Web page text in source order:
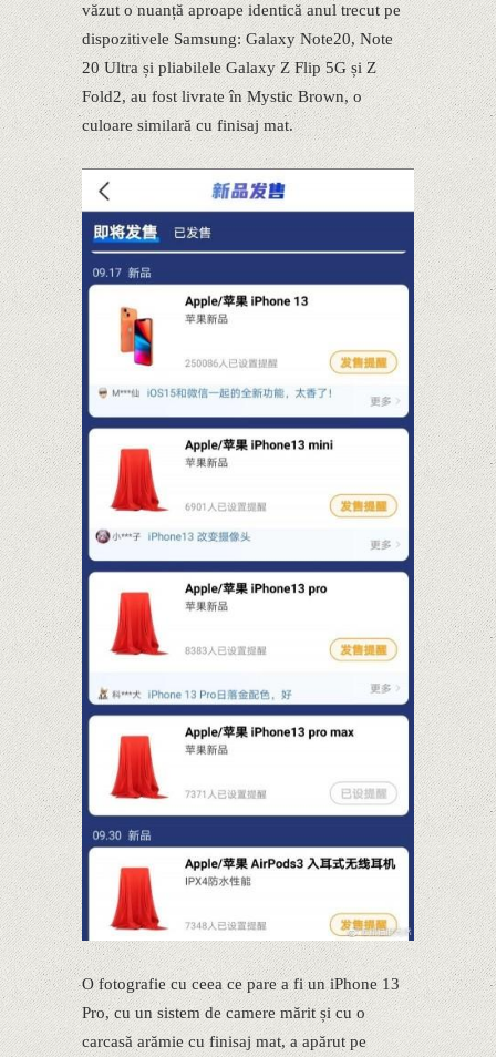
văzut o nuanță aproape identică anul trecut pe
dispozitivele Samsung: Galaxy Note20, Note
20 Ultra și pliabilele Galaxy Z Flip 5G și Z
Fold2, au fost livrate în Mystic Brown, o
culoare similară cu finisaj mat.
O fotografie cu ceea ce pare a fi un iPhone 13
Pro, cu un sistem de camere mărit și cu o
carcasă arămie cu finisaj mat, a apărut pe